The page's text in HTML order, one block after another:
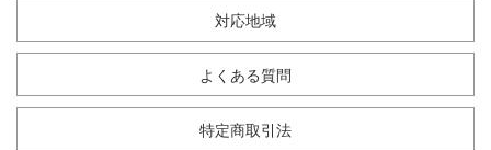
対応地域
よくある質問
特定商取引法